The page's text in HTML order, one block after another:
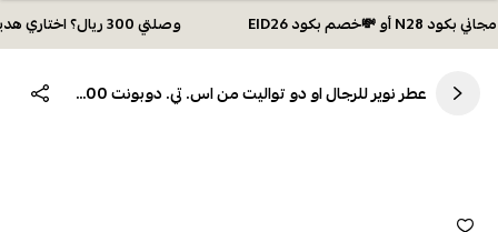
وصلتي 300 ريال؟ اختاري هديتك :🏍 شحن مجاني بكود N28 أو 💸خصم بكود EID26
عطر نوير للرجال او دو تواليت من اس. تي. دوبونت 100مل